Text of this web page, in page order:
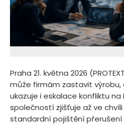
Praha 21. května 2026
může firmám zastavit výrobu,
ukazuje i eskalace konfliktu
společností zjišťuje až ve
standardní pojištění přerušení